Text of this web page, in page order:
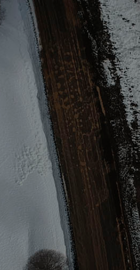
DIESEL
Motor diesel.
COCINA
Cocina equipada.